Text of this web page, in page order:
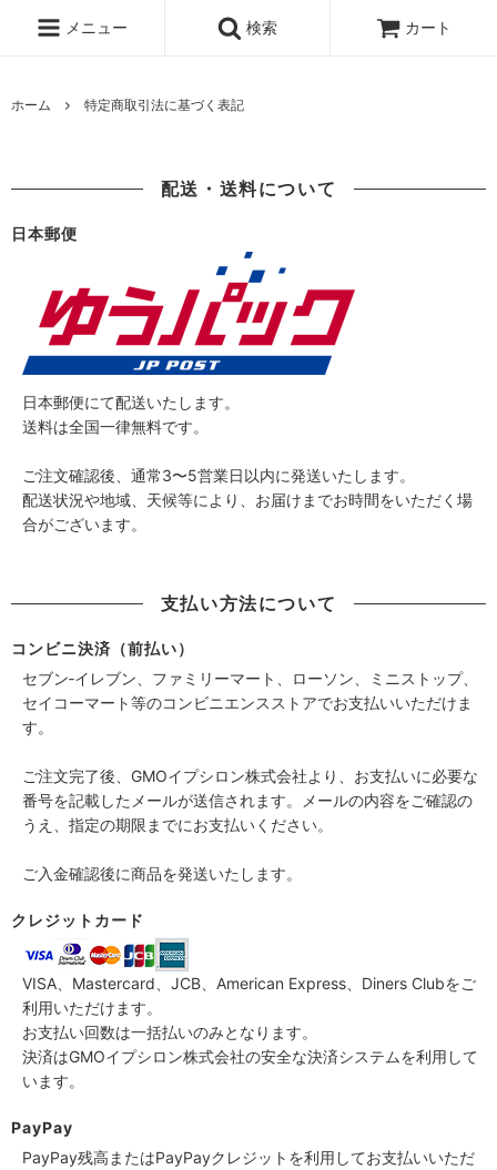
メニュー 検索 カート
ホーム 特定商取引法に基づく表記
配送・送料について
日本郵便
日本郵便にて配送いたします。
送料は全国一律無料です。
ご注文確認後、通常3〜5営業日以内に発送いたします。
配送状況や地域、天候等により、お届けまでお時間をいただく場
合がございます。
支払い方法について
コンビニ決済（前払い）
セブン‐イレブン、ファミリーマート、ローソン、ミニストップ、
セイコーマート等のコンビニエンスストアでお支払いいただけま
す。
ご注文完了後、GMOイプシロン株式会社より、お支払いに必要な
番号を記載したメールが送信されます。メールの内容をご確認の
うえ、指定の期限までにお支払いください。
ご入金確認後に商品を発送いたします。
クレジットカード
VISA、Mastercard、JCB、American Express、Diners Clubをご
利用いただけます。
お支払い回数は一括払いのみとなります。
決済はGMOイプシロン株式会社の安全な決済システムを利用して
います。
PayPay
PayPay残高またはPayPayクレジットを利用してお支払いいただ